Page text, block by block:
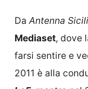
DaAntenna
Mediaset, dove
farsi sentire e
2011 è alla